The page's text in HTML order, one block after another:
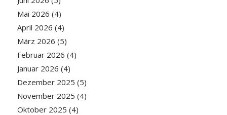
Mai 2026 (4)
April 2026 (4)
März 2026 (5)
Februar 2026 (4)
Januar 2026 (4)
Dezember 2025 (5)
November 2025 (4)
Oktober 2025 (4)